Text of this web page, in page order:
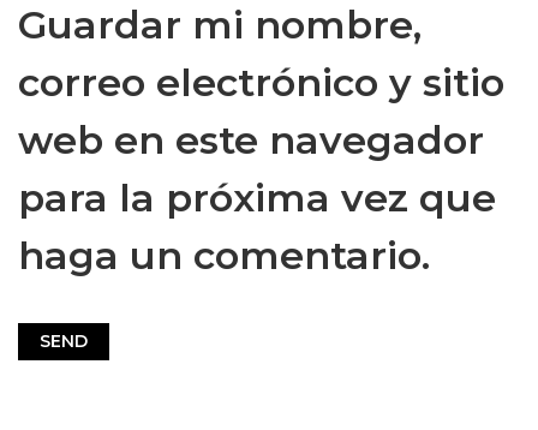
Guardar mi nombre,
correo electrónico y sitio
web en este navegador
para la próxima vez que
haga un comentario.